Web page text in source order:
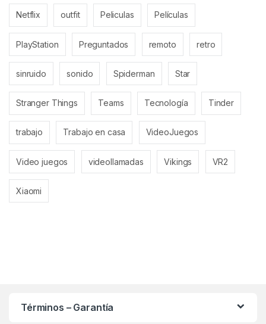
Netflix outfit Peliculas Películas
PlayStation Preguntados remoto retro
sinruido sonido Spiderman Star
Stranger Things Teams Tecnología Tinder
trabajo Trabajo en casa VideoJuegos
Video juegos videollamadas Vikings VR2
Xiaomi
Términos – Garantía